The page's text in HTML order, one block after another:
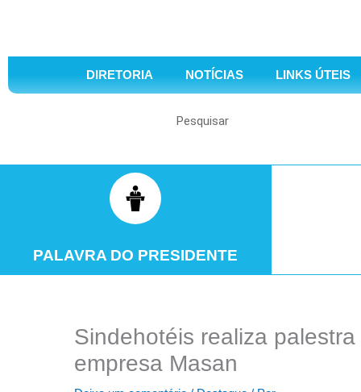
DIRETORIA NOTÍCIAS LINKS ÚTEIS
Search
PALAVRA DO PRESIDENTE
Sindehotéis realiza
empresa Masan